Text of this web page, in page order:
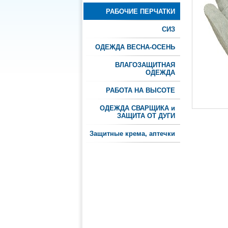
РАБОЧИЕ ПЕРЧАТКИ
СИЗ
ОДЕЖДА ВЕСНА-ОСЕНЬ
ВЛАГОЗАЩИТНАЯ
ОДЕЖДА
РАБОТА НА ВЫСОТЕ
ОДЕЖДА СВАРЩИКА и
ЗАЩИТА ОТ ДУГИ
Защитные крема, аптечки